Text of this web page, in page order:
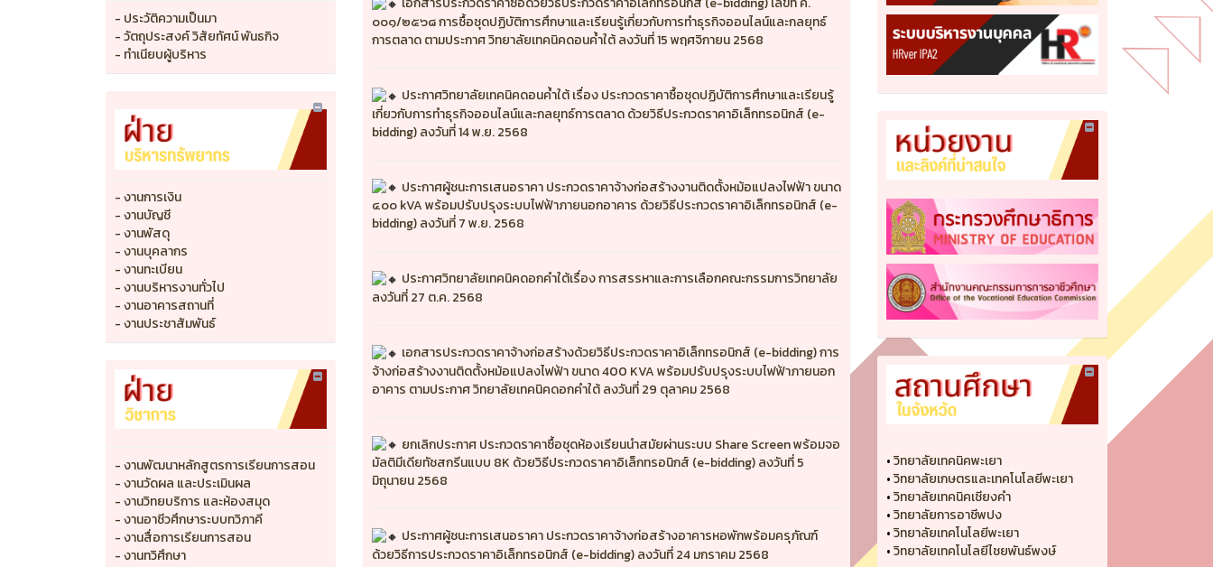
- ประวัติความเป็นมา
- วัตถุประสงค์ วิสัยทัศน์ พันธกิจ
- ทำเนียบผู้บริหาร
- งานการเงิน
- งานบัญชี
- งานพัสดุ
- งานบุคลากร
- งานทะเบียน
- งานบริหารงานทั่วไป
- งานอาคารสถานที่
- งานประชาสัมพันธ์
- งานพัฒนาหลักสูตรการเรียนการสอน
- งานวัดผล และประเมินผล
- งานวิทยบริการ และห้องสมุด
- งานอาชีวศึกษาระบบทวิภาคี
- งานสื่อการเรียนการสอน
- งานทวิศึกษา
๐๐๑/๒๕๖๘ การซื้อชุดปฏิบัติการศึกษาและเรียนรู้เกี่ยวกับการทำธุรกิจออนไลน์และกลยุทธ์
การตลาด ตามประกาศ วิทยาลัยเทคนิคดอนค้ำใต้ ลงวันที่ 15 พฤศจิกายน 2568
ประกาศวิทยาลัยเทคนิคดอนค้ำใต้ เรื่อง ประกวดราคาซื้อชุดปฏิบัติการศึกษาและเรียนรู้
เกี่ยวกับการทำธุรกิจออนไลน์และกลยุทธ์การตลาด ด้วยวิธีประกวดราคาอิเล็กทรอนิกส์ (e-
bidding) ลงวันที่ 14 พ.ย. 2568
ประกาศผู้ชนะการเสนอราคา ประกวดราคาจ้างก่อสร้างงานติดตั้งหม้อแปลงไฟฟ้า ขนาด
๔๐๐ kVA พร้อมปรับปรุงระบบไฟฟ้าภายนอกอาคาร ด้วยวิธีประกวดราคาอิเล็กทรอนิกส์ (e-
bidding) ลงวันที่ 7 พ.ย. 2568
ประกาศวิทยาลัยเทคนิคดอกคำใต้เรื่อง การสรรหาและการเลือกคณะกรรมการวิทยาลัย
ลงวันที่ 27 ต.ค. 2568
เอกสารประกวดราคาจ้างก่อสร้างด้วยวิธีประกวดราคาอิเล็กทรอนิกส์ (e-bidding) การ
จ้างก่อสร้างงานติดตั้งหม้อแปลงไฟฟ้า ขนาด 400 KVA พร้อมปรับปรุงระบบไฟฟ้าภายนอก
อาคาร ตามประกาศ วิทยาลัยเทคนิคดอกคำใต้ ลงวันที่ 29 ตุลาคม 2568
ยกเลิกประกาศ ประกวดราคาซื้อชุดห้องเรียนนำสมัยผ่านระบบ Share Screen พร้อมจอ
มัลติมีเดียทัชสกรีนแบบ 8K ด้วยวิธีประกวดราคาอิเล็กทรอนิกส์ (e-bidding) ลงวันที่ 5
มิถุนายน 2568
ประกาศผู้ชนะการเสนอราคา ประกวดราคาจ้างก่อสร้างอาคารหอพักพร้อมครุภัณฑ์
ด้วยวิธีการประกวดราคาอิเล็กทรอนิกส์ (e-bidding) ลงวันที่ 24 มกราคม 2568
•วิทยาลัยเทคนิคพะเยา
•วิทยาลัยเกษตรและเทคโนโลยีพะเยา
•วิทยาลัยเทคนิคเชียงคำ
•วิทยาลัยการอาชีพปง
•วิทยาลัยเทคโนโลยีพะเยา
•วิทยาลัยเทคโนโลยีไชยพันธ์พงษ์